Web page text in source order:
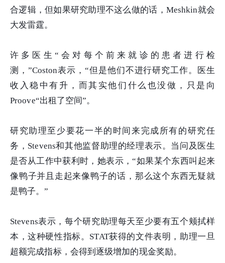
合逻辑，但如果研究助理不这么做的话，Meshkin就会
大发雷霆。
许多医生“会对每个前来就诊的患者进行检
测，”Coston表示，“但是他们不进行研究工作。医生
收入稳中有升，而其实他们什么也没做，只是向
Proove“出租了空间”。
研究助理至少要花一半的时间来完成所有的研究任
务，Stevens和其他监督助理的经理表示。当问及医生
是否从工作中获利时，她表示，“如果某个东西叫起来
像鸭子并且走起来像鸭子的话，那么这个东西无疑就
是鸭子。”
Stevens表示，每个研究助理每天至少要有五个颊拭样
本，这种硬性指标。STAT获得的文件表明，助理一旦
超额完成指标，会得到逐级增加的现金奖励。